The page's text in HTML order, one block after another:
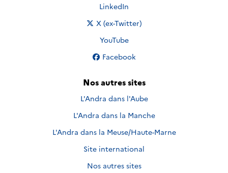
Nous suivre sur
LinkedIn
Nous suivre sur
X (ex-Twitter)
Nous suivre sur
YouTube
Nous suivre sur
Facebook
Nos autres sites
L'Andra dans l'Aube
L'Andra dans la Manche
L'Andra dans la Meuse/Haute-Marne
Site international
Nos autres sites